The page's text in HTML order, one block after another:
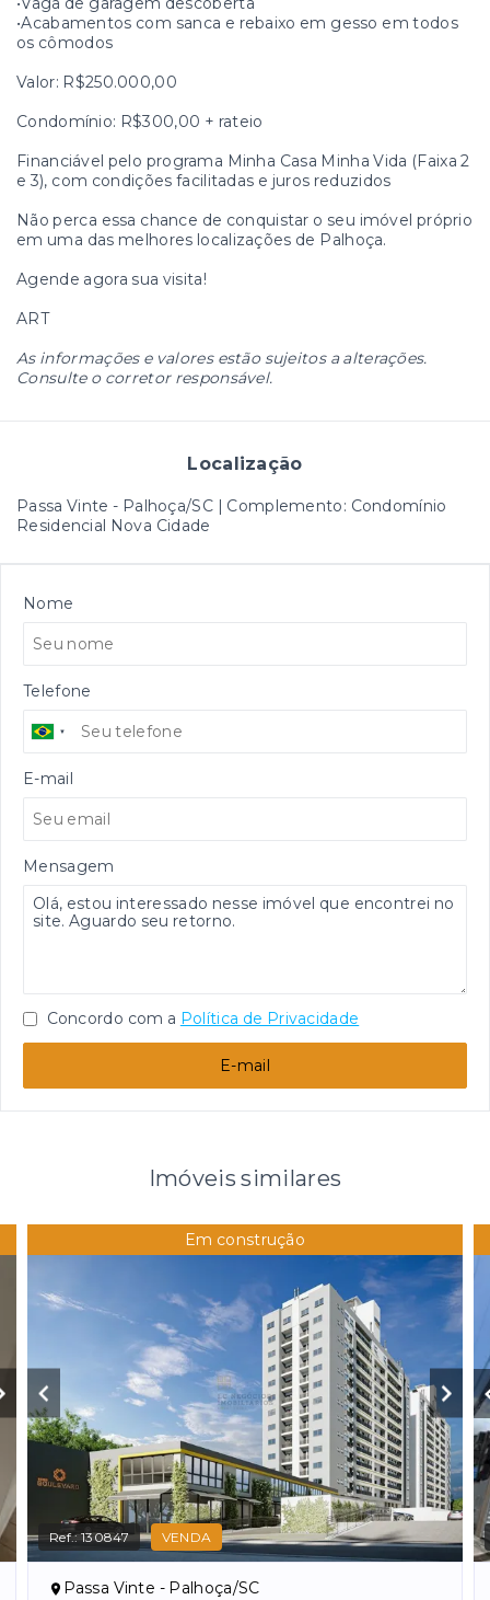
•Acabamentos com sanca e rebaixo em gesso em todos
os cômodos
Valor: R$250.000,00
Condomínio: R$300,00 + rateio
Financiável pelo programa Minha Casa Minha Vida (Faixa 2
e 3), com condições facilitadas e juros reduzidos
Não perca essa chance de conquistar o seu imóvel próprio
em uma das melhores localizações de Palhoça.
Agende agora sua visita!
ART
As informações e valores estão sujeitos a alterações.
Consulte o corretor responsável.
Localização
Passa Vinte - Palhoça/SC | Complemento: Condomínio
Residencial Nova Cidade
Nome
Telefone
E-mail
Mensagem
Concordo com a Política de Privacidade
E-mail
Imóveis similares
Em construção
Ref.:130847 VENDA
Passa Vinte - Palhoça/SC